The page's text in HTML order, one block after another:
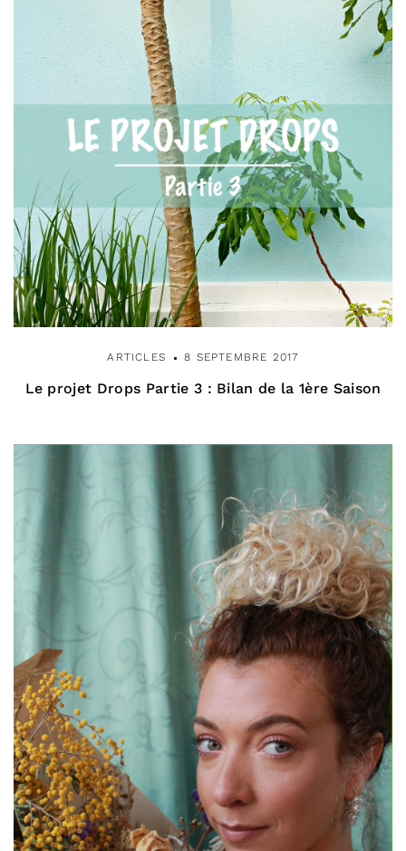
ARTICLES 8 SEPTEMBRE 2017
Le projet Drops Partie 3 : Bilan de la 1ère Saison